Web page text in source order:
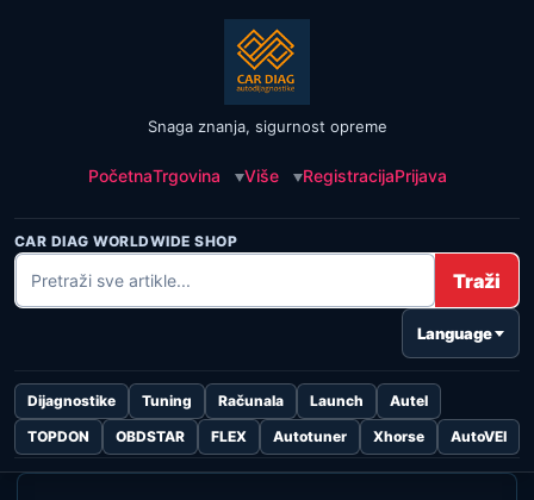
Snaga znanja, sigurnost opreme
PočetnaTrgovina Više RegistracijaPrijava
CAR DIAG WORLDWIDE SHOP
Traži
Language
Dijagnostike Tuning Računala Launch
Autel
TOPDON
OBDSTAR FLEX Autotuner Xhorse AutoVEI
Skip to
content